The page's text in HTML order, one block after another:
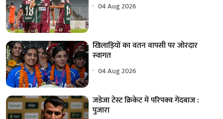
04 Aug 2026
खिलाड़ियों का वतन वापसी पर जोरदार
स्वागत
04 Aug 2026
जडेजा टेस्ट क्रिकेट में परिपक्व गेंदबाज :
पुजारा